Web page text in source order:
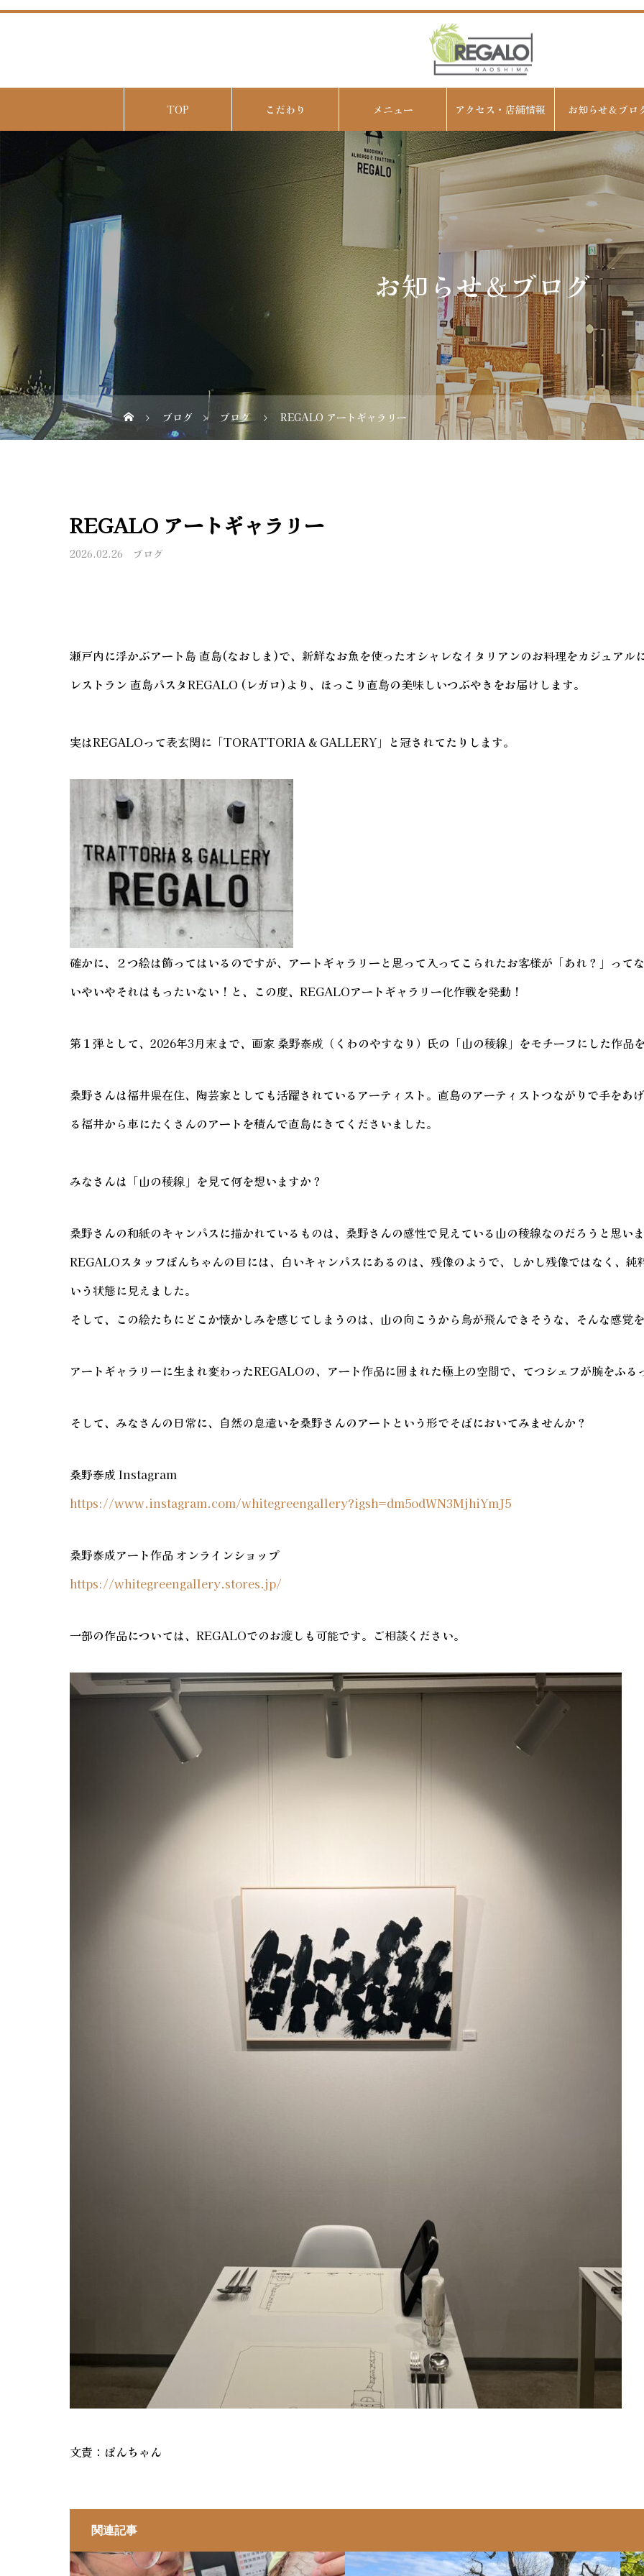
TOP こだわり メニュー アクセス・店舗情報 お知らせ＆ブロ
お知らせ＆ブログ
ブログ ブログ REGALO アートギャラリー
REGALO アートギャラリー
2026.02.26 ブログ
瀬戸内に浮かぶアート島 直島(なおしま)で、新鮮なお魚を使ったオシャレなイタリアンのお料理をカジュアル
レストラン 直島パスタREGALO (レガロ)より、ほっこり直島の美味しいつぶやきをお届けします。
実はREGALOって表玄関に「TORATTORIA & GALLERY」と冠されてたりします。
確かに、２つ絵は飾ってはいるのですが、アートギャラリーと思って入ってこられたお客様が「あれ？」って
いやいやそれはもったいない！と、この度、REGALOアートギャラリー化作戦を発動！
第１弾として、2026年3月末まで、画家 桑野泰成（くわのやすなり）氏の「山の稜線」をモチーフにした作品
桑野さんは福井県在住、陶芸家としても活躍されているアーティスト。直島のアーティストつながりで手を
る福井から車にたくさんのアートを積んで直島にきてくださいました。
みなさんは「山の稜線」を見て何を想いますか？
桑野さんの和紙のキャンパスに描かれているものは、桑野さんの感性で見えている山の稜線なのだろうと思いま
REGALOスタッフぽんちゃんの目には、白いキャンパスにあるのは、残像のようで、しかし残像ではなく、純
いう状態に見えました。
そして、この絵たちにどこか懐かしみを感じてしまうのは、山の向こうから鳥が飛んできそうな、そんな感覚
アートギャラリーに生まれ変わったREGALOの、アート作品に囲まれた極上の空間で、てつシェフが腕をふる
そして、みなさんの日常に、自然の息遣いを桑野さんのアートという形でそばにおいてみませんか？
桑野泰成 Instagram
https://www.instagram.com/whitegreengallery?igsh=dm5odWN3MjhiYmJ5
桑野泰成アート作品 オンラインショップ
https://whitegreengallery.stores.jp/
一部の作品については、REGALOでのお渡しも可能です。ご相談ください。
文責：ぽんちゃん
関連記事